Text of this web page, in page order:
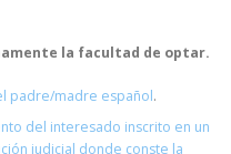
la facultad de optar.
padre/madre español.
del interesado inscrito en un
judicial donde conste la